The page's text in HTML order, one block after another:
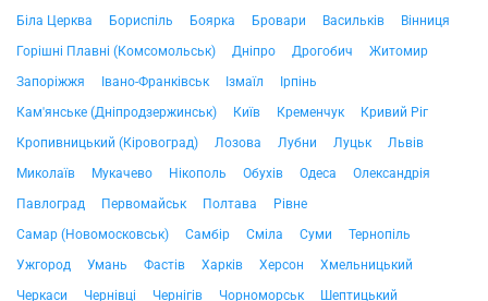
Біла Церква Бориспіль Боярка Бровари Васильків
Вінниця
Горішні Плавні (Комсомольськ)
Дніпро Дрогобич
Житомир
Запоріжжя
Івано-Франківськ Ізмаїл
Ірпінь
Кам'янське (Дніпродзержинськ)
Київ Кременчук
Кривий Ріг
Кропивницький (Кіровоград)
Лозова Лубни Луцьк
Львів
Миколаїв
Мукачево Нікополь Обухів Одеса
Олександрія
Павлоград
Первомайськ Полтава
Рівне
Самар (Новомосковськ)
Самбір Сміла Суми
Тернопіль
Ужгород
Умань Фастів Харків Херсон
Хмельницький
Черкаси
Чернівці Чернігів Чорноморськ Шептицький